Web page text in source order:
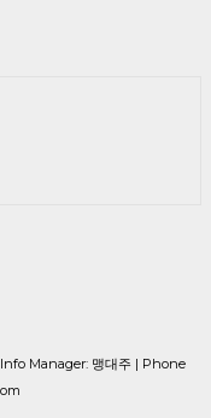
Manager: 맹대주 | Phone